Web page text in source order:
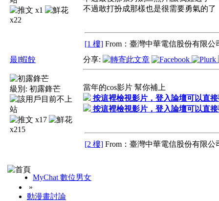
x1
x22
不過敢打扮成那樣也是很需要勇氣的了
[1 樓] From：臺灣中華電信股份有限公
最I蝦餃
級別: 初露鋒芒
x17
x215
分享:
當年的cos影片 幫你補上
按這裡檢視影片，登入論壇可以直
按這裡檢視影片，登入論壇可以直
[2 樓] From：臺灣中華電信股份有限公
MyChat 數位男女
»
動漫畫討論